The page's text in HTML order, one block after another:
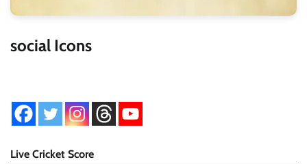
social Icons
Live Cricket Score